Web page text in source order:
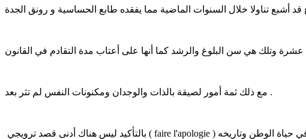
مع ذلك ثمة أمور لصيقة بالذات والوجدان ومكنونات النفس لم تثر بعد .